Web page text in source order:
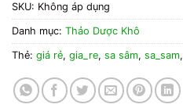
SKU: Không áp dụng
Danh mục: Thảo Dược Khô
Thẻ: giá rẻ, gia_re, sa sâm, sa_sam,